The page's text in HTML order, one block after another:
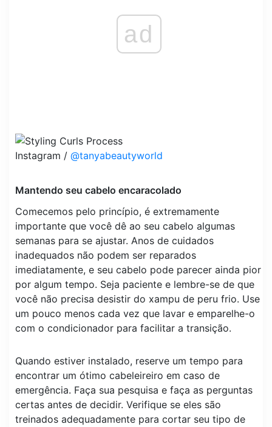
ad
Instagram / @tanyabeautyworld
Mantendo seu cabelo encaracolado
Comecemos pelo princípio, é extremamente
importante que você dê ao seu cabelo algumas
semanas para se ajustar. Anos de cuidados
inadequados não podem ser reparados
imediatamente, e seu cabelo pode parecer ainda pior
por algum tempo. Seja paciente e lembre-se de que
você não precisa desistir do xampu de peru frio. Use
um pouco menos cada vez que lavar e emparelhe-o
com o condicionador para facilitar a transição.
Quando estiver instalado, reserve um tempo para
encontrar um ótimo cabeleireiro em caso de
emergência. Faça sua pesquisa e faça as perguntas
certas antes de decidir. Verifique se eles são
treinados adequadamente para cortar seu tipo de